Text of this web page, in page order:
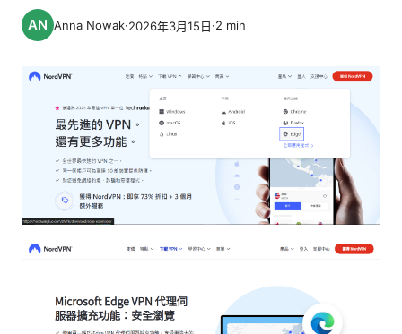
Anna Nowak·2026年3月15日·2 min